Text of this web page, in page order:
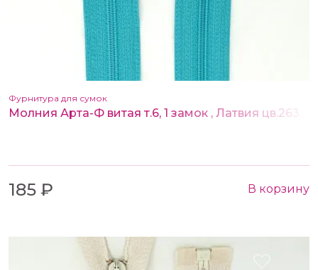
Фурнитура для сумок
185 ₽ В корзину